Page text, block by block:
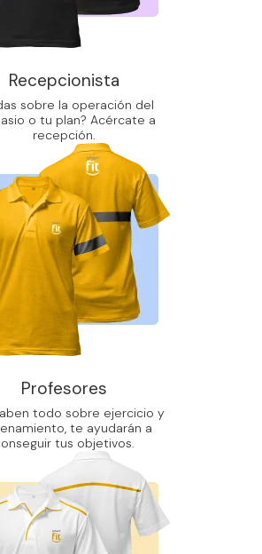
Recepcionista
sobre la operación del
o tu plan? Acércate a
recepción.
Profesores
todo sobre ejercicio y
te ayudarán a
tus objetivos.